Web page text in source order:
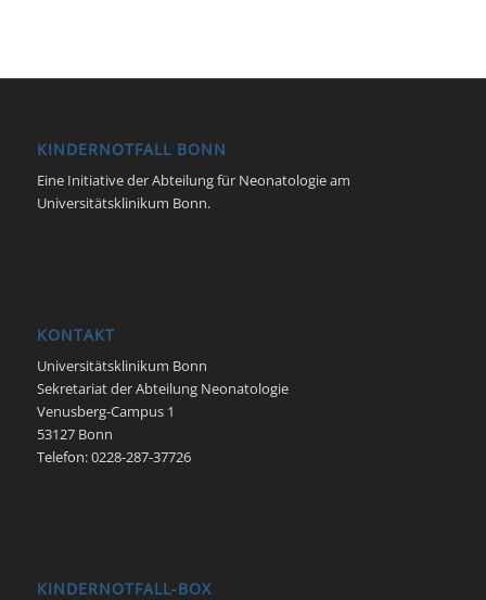
KINDERNOTFALL BONN
Eine Initiative der Abteilung für Neonatologie am
Universitätsklinikum Bonn.
KONTAKT
Universitätsklinikum Bonn
Sekretariat der Abteilung Neonatologie
Venusberg-Campus 1
53127 Bonn
Telefon: 0228-287-37726
KINDERNOTFALL-BOX